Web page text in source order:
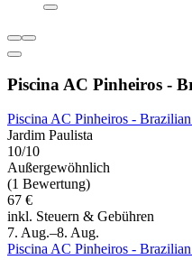
Piscina AC Pinheiros -
Piscina AC Pinheiros -
Jardim Paulista
10/10
Außergewöhnlich
(1 Bewertung)
67 €
inkl. Steuern & Gebühren
7. Aug.–8. Aug.
Piscina AC Pinheiros -